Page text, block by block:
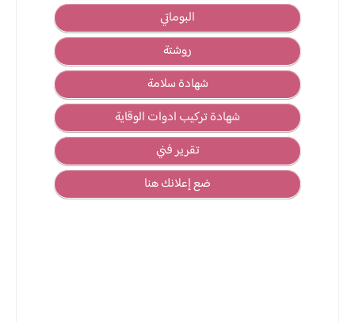
البوماتي
روشتة
شهادة سلامة
شهادة تركيب ادوات الوقاية
تقرير فني
ضع إعلانك هنا